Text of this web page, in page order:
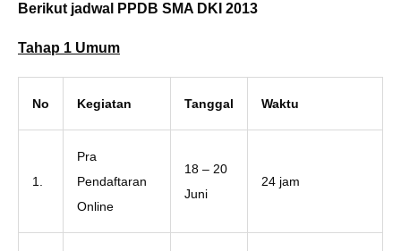
Berikut jadwal PPDB SMA DKI 2013
Tahap 1 Umum
No Kegiatan Tanggal Waktu
1.
Pra
Pendaftaran
Online
18 – 20
Juni
24 jam